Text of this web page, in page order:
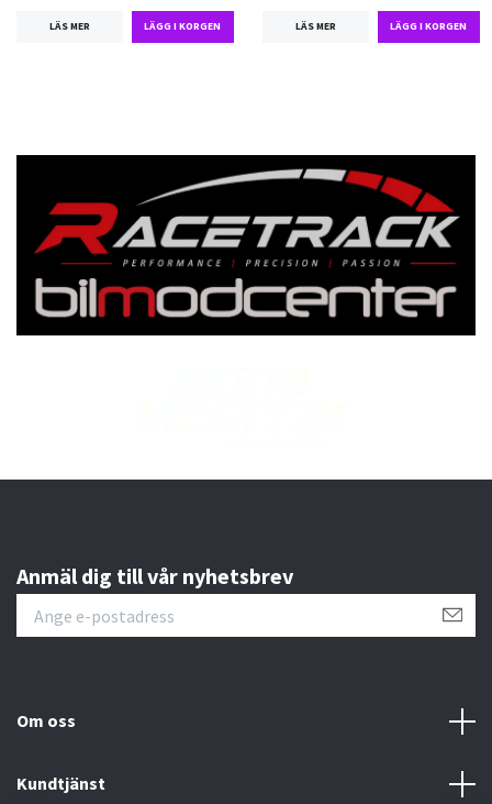
LÄS MER LÄS MER
Anmäl dig till vår nyhetsbrev
Om oss
Kundtjänst